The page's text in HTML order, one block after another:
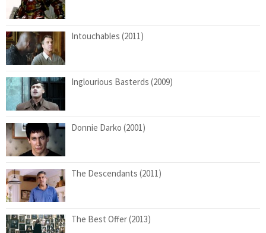
Intouchables (2011)
Inglourious Basterds (2009)
Donnie Darko (2001)
The Descendants (2011)
The Best Offer (2013)